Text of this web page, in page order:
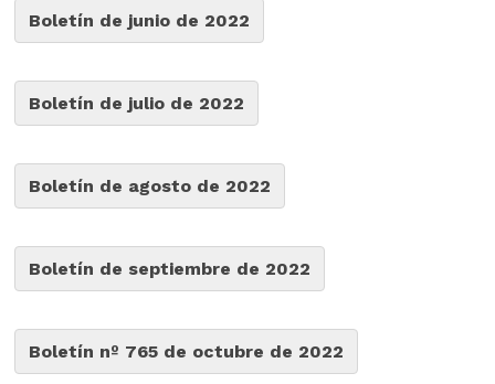
Boletín de junio de 2022
Boletín de julio de 2022
Boletín de agosto de 2022
Boletín de septiembre de 2022
Boletín nº 765 de octubre de 2022